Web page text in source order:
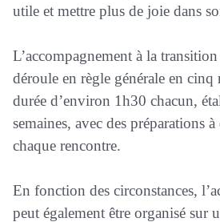
utile et mettre plus de joie dans
L’accompagnement à la
déroule en règle générale en cinq
durée d’environ 1h30 chacun,
semaines, avec des préparations
chaque rencontre.
En fonction des circonstances,
peut également être organisé sur